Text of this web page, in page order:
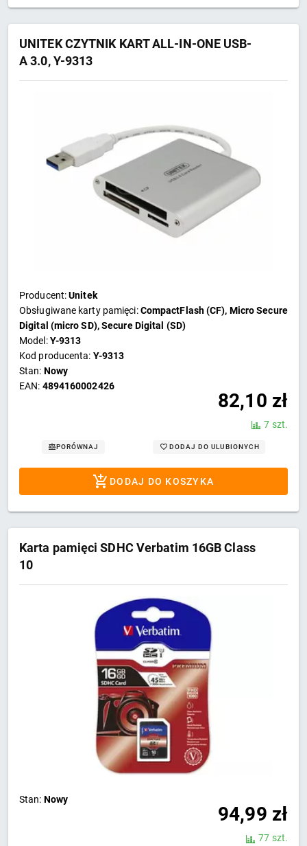
UNITEK CZYTNIK KART ALL-IN-ONE USB-
A 3.0, Y-9313
Producent:Unitek
Obsługiwane karty pamięci:CompactFlash (CF), Micro Secure
Digital (micro SD), Secure Digital (SD)
Model:Y-9313
Kod producenta: Y-9313
Stan: Nowy
EAN: 4894160002426
82,10 zł
7 szt.
PORÓWNAJ DODAJ DO ULUBIONYCH
DODAJ DO KOSZYKA
Karta pamięci SDHC Verbatim 16GB Class
10
Stan: Nowy
94,99 zł
77 szt.